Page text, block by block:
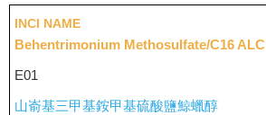
Behentrimonium Methosulfate/C16 ALC
E01
山嵛基三甲基銨甲基硫酸鹽鯨蠟醇